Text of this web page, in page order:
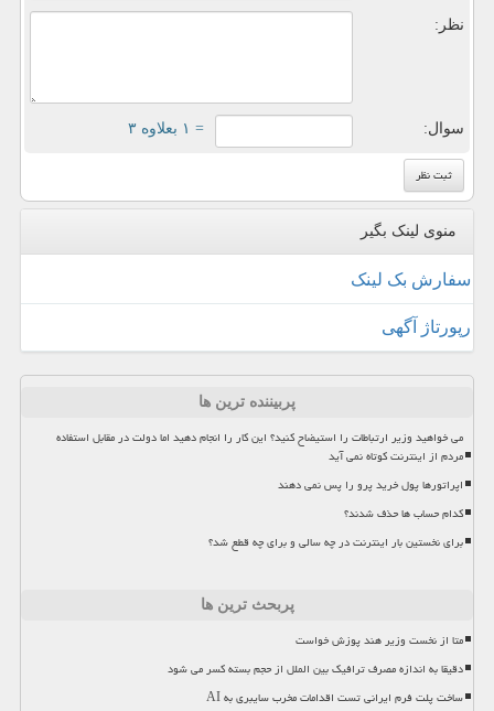
نظر:
سوال: = ۱ بعلاوه ۳
منوی لینک بگیر
سفارش بک لینک
رپورتاژ آگهی
پربیننده ترین ها
می خواهید وزیر ارتباطات را استیضاح کنید؟ این کار را انجام دهید اما دولت در مقابل استفاده
مردم از اینترنت کوتاه نمی آید
اپراتورها پول خرید پرو را پس نمی دهند
کدام حساب ها حذف شدند؟
برای نخستین بار اینترنت در چه سالی و برای چه قطع شد؟
پربحث ترین ها
متا از نخست وزیر هند پوزش خواست
دقیقا به اندازه مصرف ترافیک بین الملل از حجم بسته کسر می شود
ساخت پلت فرم ایرانی تست اقدامات مخرب سایبری به AI